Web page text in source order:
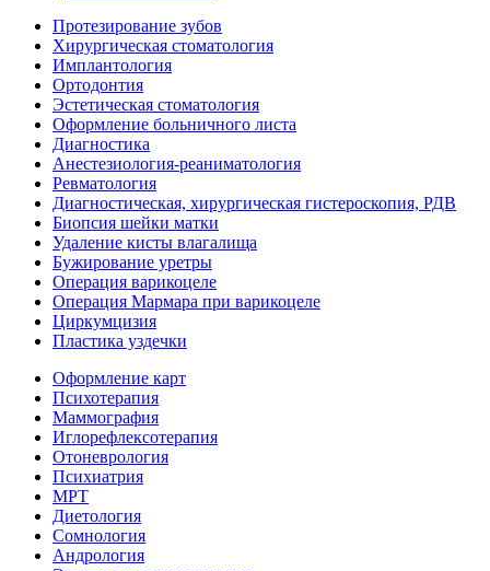
Протезирование зубов
Хирургическая стоматология
Имплантология
Ортодонтия
Эстетическая стоматология
Оформление больничного листа
Диагностика
Анестезиология-реаниматология
Ревматология
Диагностическая, хирургическая гистероскопия, РДВ
Биопсия шейки матки
Удаление кисты влагалища
Бужирование уретры
Операция варикоцеле
Операция Мармара при варикоцеле
Циркумцизия
Пластика уздечки
Оформление карт
Психотерапия
Маммография
Иглорефлексотерапия
Отоневрология
Психиатрия
МРТ
Диетология
Сомнология
Андрология